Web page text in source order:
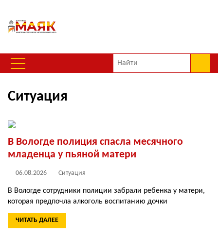
Ситуация
В Вологде полиция спасла месячного
младенца у пьяной матери
06.08.2026 Ситуация
В Вологде сотрудники полиции забрали ребенка у матери,
которая предпочла алкоголь воспитанию дочки
ЧИТАТЬ ДАЛЕЕ